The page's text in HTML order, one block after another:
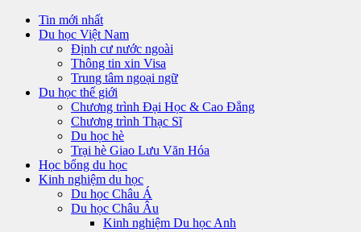
Tin mới nhất
Du học Việt Nam
Định cư nước ngoài
Thông tin xin Visa
Trung tâm ngoại ngữ
Du học thế giới
Chương trình Đại Học & Cao Đẳng
Chương trình Thạc Sĩ
Du học hè
Trại hè Giao Lưu Văn Hóa
Học bổng du học
Kinh nghiệm du học
Du học Châu Á
Du học Châu Âu
Kinh nghiệm Du học Anh